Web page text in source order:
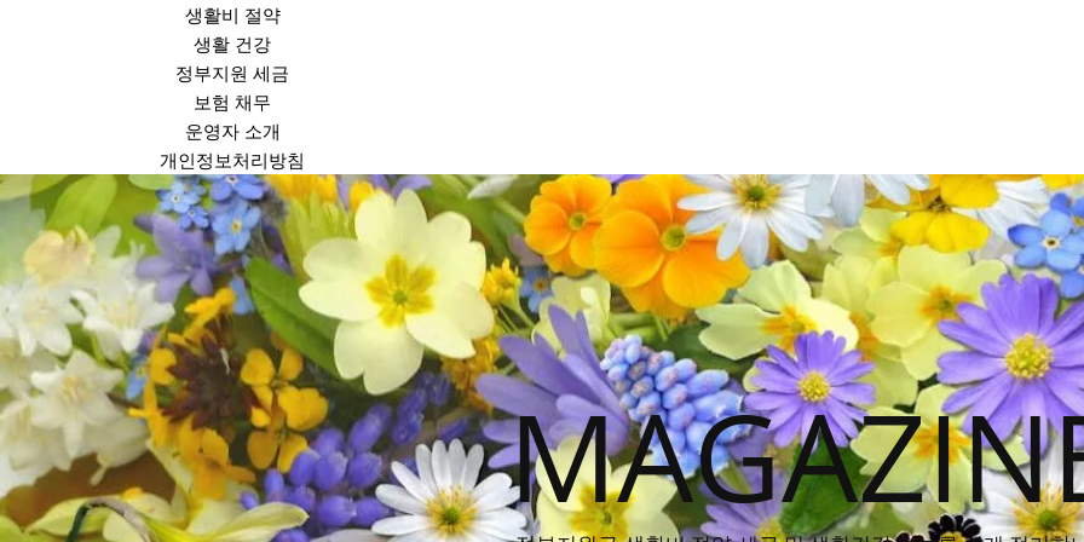
생활비 절약
생활 건강
정부지원 세금
보험 채무
운영자 소개
개인정보처리방침